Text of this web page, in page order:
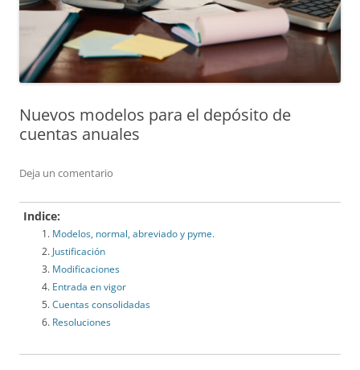
Nuevos modelos para el depósito de
cuentas anuales
Deja un comentario
Indice:
Modelos, normal, abreviado y pyme.
Justificación
Modificaciones
Entrada en vigor
Cuentas consolidadas
Resoluciones